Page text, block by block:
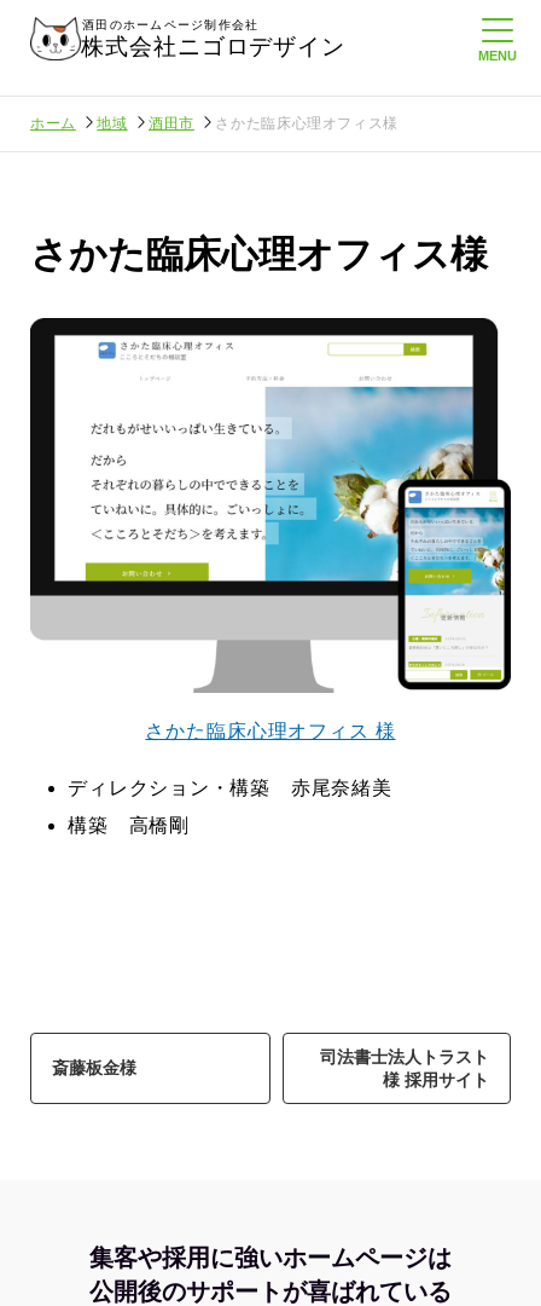
酒田のホームページ制作会社
株式会社ニゴロデザイン
ホーム 地域 酒田市 さかた臨床心理オフィス様
さかた臨床心理オフィス様
さかた臨床心理オフィス 様
ディレクション・構築 赤尾奈緒美
構築 高橋剛
斎藤板金様
司法書士法人トラスト
様 採用サイト
集客や採用に強いホームページは
公開後のサポートが喜ばれている
酒田商工会議所さんへニゴロ通信を持
って行くときって8～9割方雨なんです
2026.07.28